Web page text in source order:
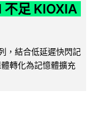
不足 KIOXIA
，結合低延遲快閃記
轉化為記憶體擴充